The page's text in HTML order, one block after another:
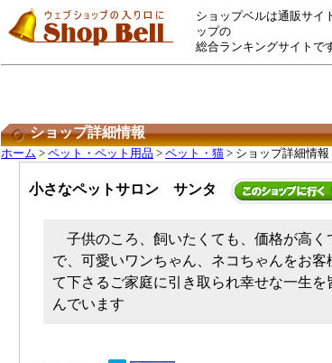
ショップベルは通販サイ
ップの
総合ランキングサイトで
ショップ詳細情報
ホーム > ペット・ペット用品 > ペット・猫 > ショップ詳細情報
小さなペットサロン サンタ
子供のころ、飼いたくても、価格が高
で、可愛いワンちゃん、ネコちゃんをお
て下さるご家庭に引き取られ幸せな一生
んでいます